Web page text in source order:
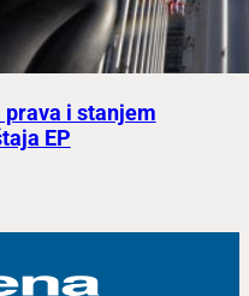
i stanjem
EP